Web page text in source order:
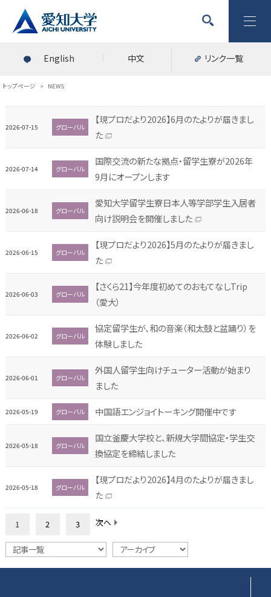
English 中文 リンク一覧
トップページ > NEWS
2026-07-15 グローバル
【現プロだより2026】6月のたよりが届きまし
た
2026-07-14 グローバル
国際交流の新たな拠点・留学生寮が2026年
9月にオープンします
2026-06-18 グローバル
愛知大学留学生寮日本人等学部学生入居者
向け説明会を開催しました
2026-06-15 グローバル
【現プロだより2026】5月のたよりが届きまし
た
2026-06-03 グローバル
【さくら21】今年度初めてのおもてなしTrip
（愛大）
2026-06-02 グローバル
協定留学生が、和の音楽（和太鼓と盆踊り）を
体験しました
2026-06-01 グローバル
外国人留学生向けチューター活動が始まり
ました
2026-05-19 グローバル 中国語エンジョイトーキング開催中です
2026-05-18 グローバル
国立釜慶大学校と、新規大学間協定・学生交
換協定を締結しました
2026-05-18 グローバル
【現プロだより2026】4月のたよりが届きまし
た
1 2 3 次へ